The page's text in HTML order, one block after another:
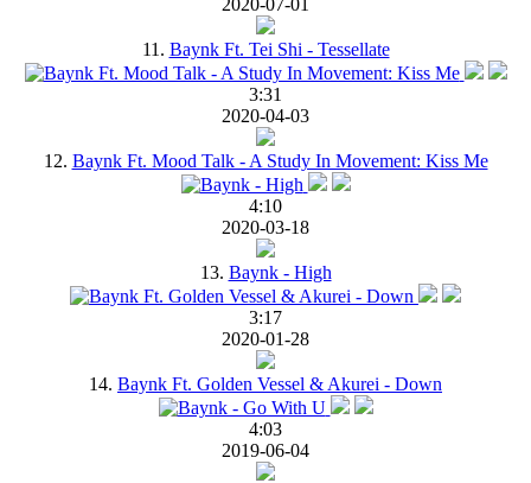
11. Baynk Ft. Tei Shi - Tessellate
3:31
2020-04-03
12. Baynk Ft. Mood Talk - A Study In Movement: Kiss Me
4:10
2020-03-18
13. Baynk - High
3:17
2020-01-28
14. Baynk Ft. Golden Vessel & Akurei - Down
4:03
2019-06-04